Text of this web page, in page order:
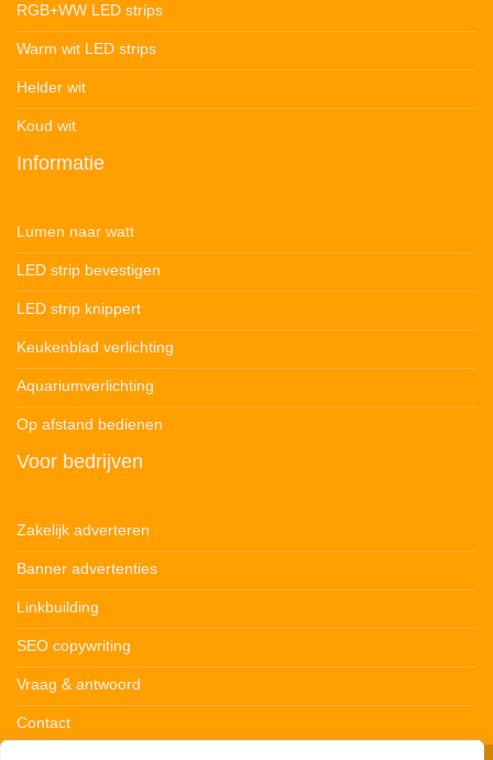
RGB+WW LED strips
Warm wit LED strips
Helder wit
Koud wit
Informatie
Lumen naar watt
LED strip bevestigen
LED strip knippert
Keukenblad verlichting
Aquariumverlichting
Op afstand bedienen
Voor bedrijven
Zakelijk adverteren
Banner advertenties
Linkbuilding
SEO copywriting
Vraag & antwoord
Contact